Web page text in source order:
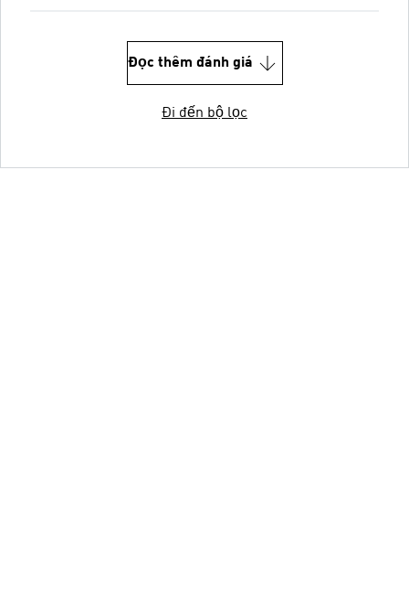
Đọc thêm đánh giá
Đi đến bộ lọc